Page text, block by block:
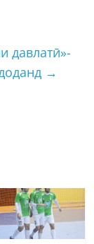
давлатӣ»-
→